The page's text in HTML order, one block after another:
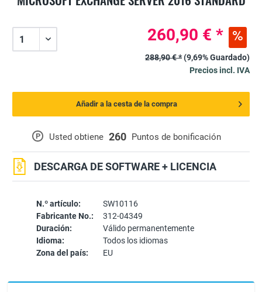
N.º artículo:
SW10116
Fabricante No.:
312-04349
Duración:
Válido permanentemente
Idioma:
Todos los idiomas
Zona del país:
EU
P Usted obtiene 260 Puntos de bonificación
DESCARGA DE SOFTWARE + LICENCIA
260,90 € *
288,90 € *(9,69% Guardado)
Precios incl. IVA
Añadir a la cesta de la compra